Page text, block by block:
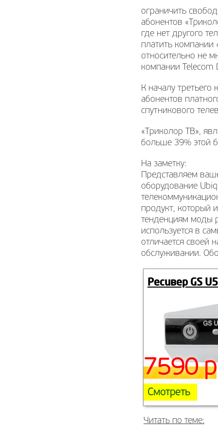
ограничить
абонентов
где нет другого
платить компании
относительно не
компании Telecom
К началу
абонентов
спутникового
«Триколор ТВ»,
больше 39% этой
На заметку:
Представляем
оборудование
продукт, который
тенденциям моды
используется в
отличается своей
обслуживании.
Ресивер GS
Смотреть
7590 р
Читать по теме: